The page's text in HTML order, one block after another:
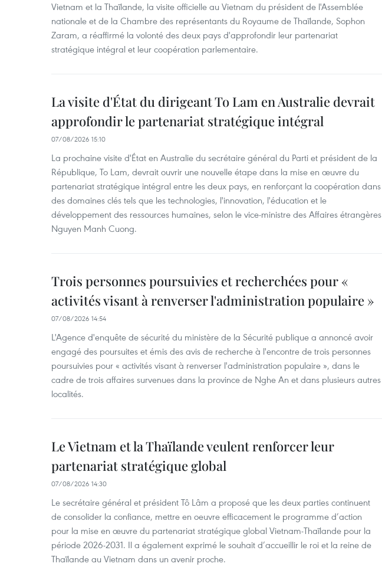
Vietnam et la Thaïlande, la visite officielle au Vietnam du président de l'Assemblée
nationale et de la Chambre des représentants du Royaume de Thaïlande, Sophon
Zaram, a réaffirmé la volonté des deux pays d'approfondir leur partenariat
stratégique intégral et leur coopération parlementaire.
La visite d'État du dirigeant To Lam en Australie devrait
approfondir le partenariat stratégique intégral
07/08/2026 15:10
La prochaine visite d'État en Australie du secrétaire général du Parti et président de la
République, To Lam, devrait ouvrir une nouvelle étape dans la mise en œuvre du
partenariat stratégique intégral entre les deux pays, en renforçant la coopération dans
des domaines clés tels que les technologies, l'innovation, l'éducation et le
développement des ressources humaines, selon le vice-ministre des Affaires étrangères
Nguyen Manh Cuong.
Trois personnes poursuivies et recherchées pour «
activités visant à renverser l'administration populaire »
07/08/2026 14:54
L'Agence d'enquête de sécurité du ministère de la Sécurité publique a annoncé avoir
engagé des poursuites et émis des avis de recherche à l'encontre de trois personnes
poursuivies pour « activités visant à renverser l'administration populaire », dans le
cadre de trois affaires survenues dans la province de Nghe An et dans plusieurs autres
localités.
Le Vietnam et la Thaïlande veulent renforcer leur
partenariat stratégique global
07/08/2026 14:30
Le secrétaire général et président Tô Lâm a proposé que les deux parties continuent
de consolider la confiance, mettre en oeuvre efficacement le programme d’action
pour la mise en œuvre du partenariat stratégique global Vietnam-Thaïlande pour la
période 2026-2031. Il a également exprimé le souhait d’accueillir le roi et la reine de
Thaïlande au Vietnam dans un avenir proche.